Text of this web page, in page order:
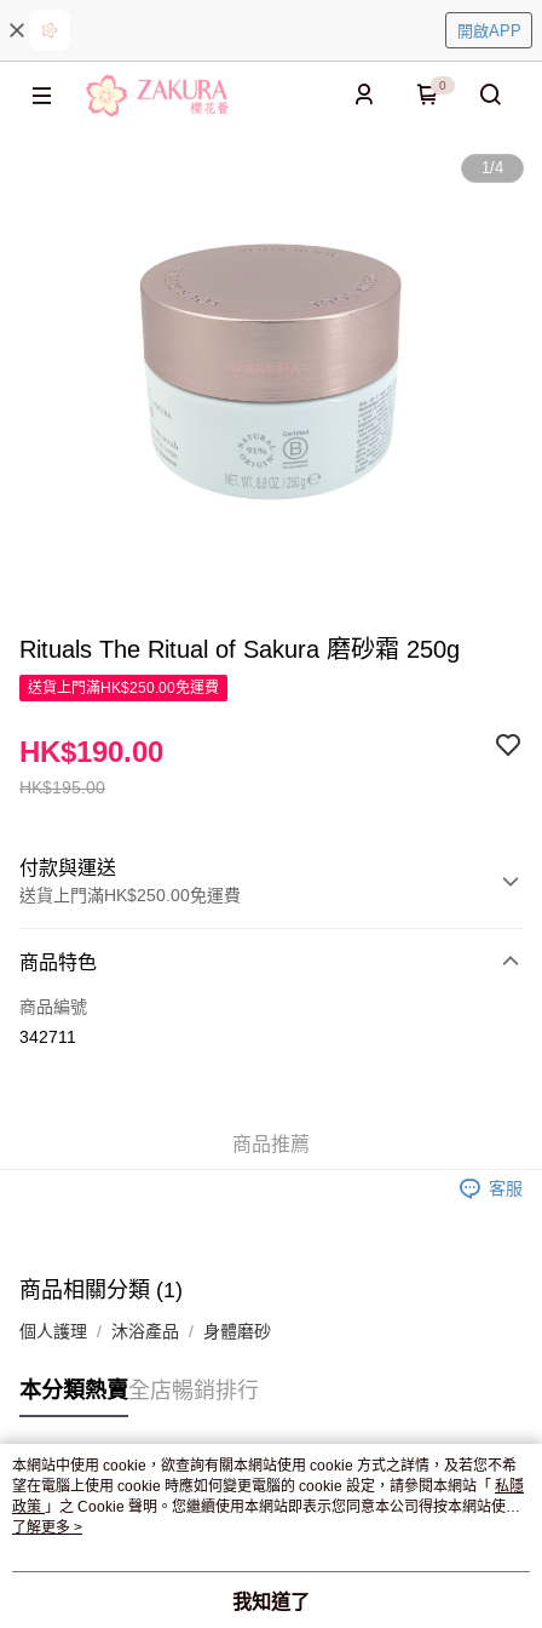
開啟APP
0
1/4
Rituals The Ritual of Sakura 磨砂霜 250g
送貨上門滿HK$250.00免運費
HK$195.00
HK$190.00
付款與運送
送貨上門滿HK$250.00免運費
信用卡
Apple Pay
付款後門市自取，訂單確認後2-4個工作天到店，7天內取。逾期後
商品特色
商品編號
342711
商品推薦
客服
商品相關分類 (1)
個人護理 沐浴產品 身體磨砂
本分類熱賣全店暢銷排行
熱門標籤
熱銷排行
本網站中使用 cookie，欲查詢有關本網站使用 cookie 方式之詳情，及若您不希
望在電腦上使用 cookie 時應如何變更電腦的 cookie 設定，請參閱本網站「 私隱
政策 」之 Cookie 聲明。您繼續使用本網站即表示您同意本公司得按本網站使用
條款之 Cookie 聲明使用 cookie。
了解更多 >
我知道了